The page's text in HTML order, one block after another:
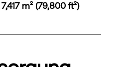
7,417 m² (79,800 ft²)